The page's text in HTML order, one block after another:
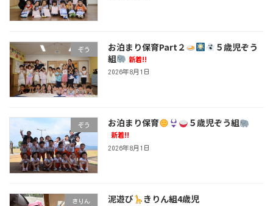
ぞう お泊まり保育Part２
５歳児ぞう
組
新着!!
2026年8月1日
ぞう お泊まり保育 ５歳児ぞう組
新着!!
2026年8月1日
きりん 泥遊び きりん組4歳児